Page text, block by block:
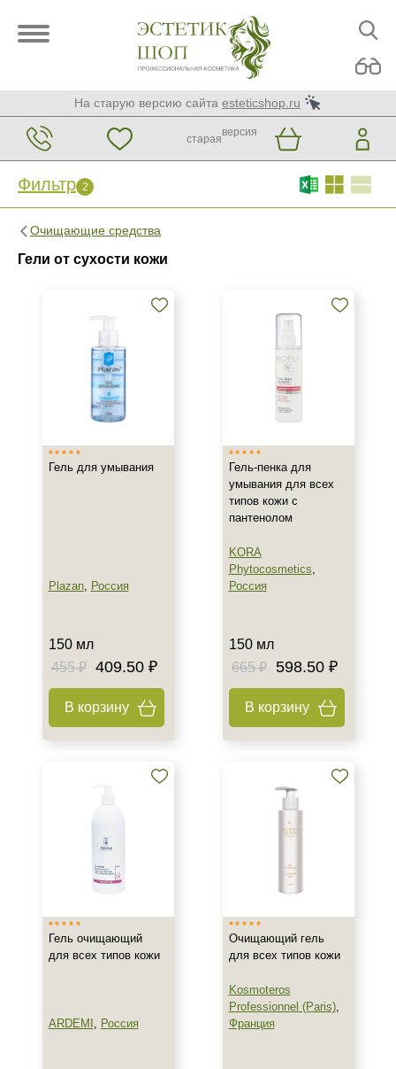
На старую версию сайта esteticshop.ru
старая
версия
Фильтр 2
Очищающие средства
Гели от сухости кожи
Фильтр 2 Сброс
Испания
Россия
Крем
Класс косметики
Домашняя
Профессиональная
Любой возраст
Любой возраст (от 18 лет)
Гель для умывания
Plazan, Россия
150 мл
455 ₽
409.50 ₽
В корзину
Гель-пенка для
умывания для всех
типов кожи с
пантенолом
KORA
Phytocosmetics,
Россия
150 мл
665 ₽
598.50 ₽
В корзину
Гель очищающий
для всех типов кожи
ARDEMI , Россия
Очищающий гель
для всех типов кожи
Kosmoteros
Professionnel (Paris),
Франция